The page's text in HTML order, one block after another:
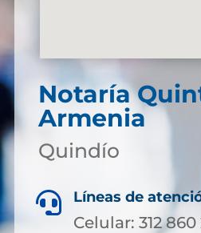
Notaría
Armenia
Quindío
 Líneas de
Celular: 312